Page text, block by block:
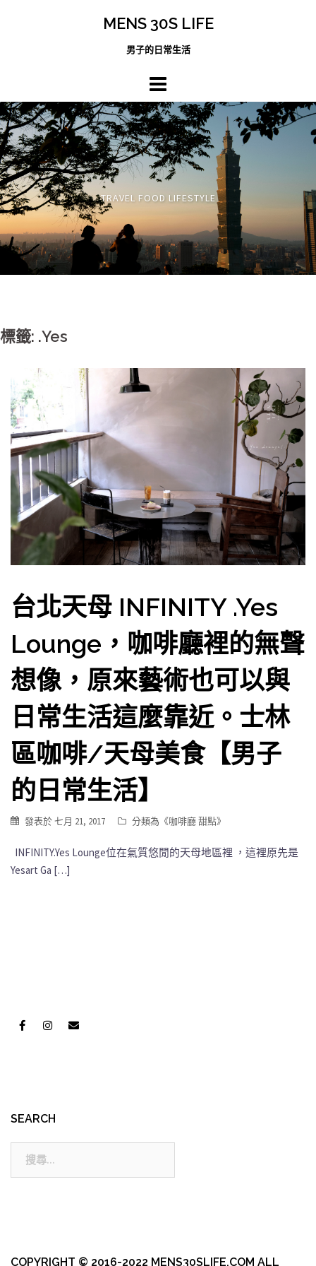
MENS 30S LIFE
男子的日常生活
TRAVEL FOOD LIFESTYLE
標籤: .Yes
台北天母 INFINITY .Yes
Lounge，咖啡廳裡的無聲
想像，原來藝術也可以與
日常生活這麼靠近。士林
區咖啡/天母美食【男子
的日常生活】
發表於七月 21, 2017 分類為《咖啡廳 甜點》
INFINITY.Yes Lounge位在氣質悠閒的天母地區裡 ，這裡原先是
Yesart Ga […]
SEARCH
COPYRIGHT © 2016-2022 MENS30SLIFE.COM ALL